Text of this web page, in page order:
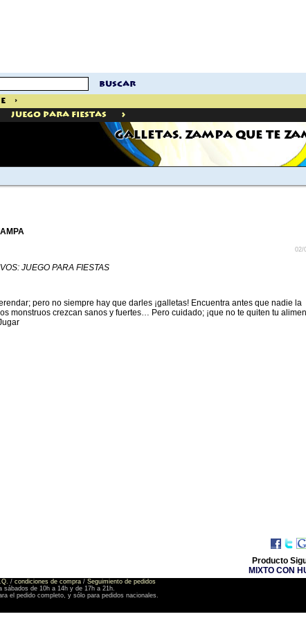
buscar
>
Juego Para Fiestas >
GALLETAS. ZAMPA QUE TE
02/
JUEGO PARA FIESTAS
pero no siempre hay que darles ¡galletas! Encuentra antes que nadie la
monstruos crezcan sanos y fuertes… Pero cuidado; ¡que no te quiten tu
Producto
MIXTO CON
/ condiciones de compra / Seguimiento de pedidos
sábados de 10h a 14h y de 17h a 21h.
el pedido completo, y sólo para pedidos nacionales.